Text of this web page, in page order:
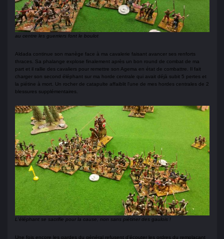
au centre les guerriers font le boulot
Aldada continue son manège face à ma cavalerie faisant avancer ses renforts
thraces. Sa phalange explose finalement après un bon round de combat de ma
part et il rallie des cavaliers pour remettre son Agema en état de combattre. Il fait
charger son second éléphant sur ma horde centrale qui avait déjà subit 5 pertes et
la piétine à mort. Un rocher de catapulte affaiblit l'une de mes hordes centrales de 2
blessures supplémentaires.
L'éléphant se sacrifie pour la cause, non sans piétiner des gaulois !
Une fois encore les gardes du général refusent d'écouter les ordres du remplaçant